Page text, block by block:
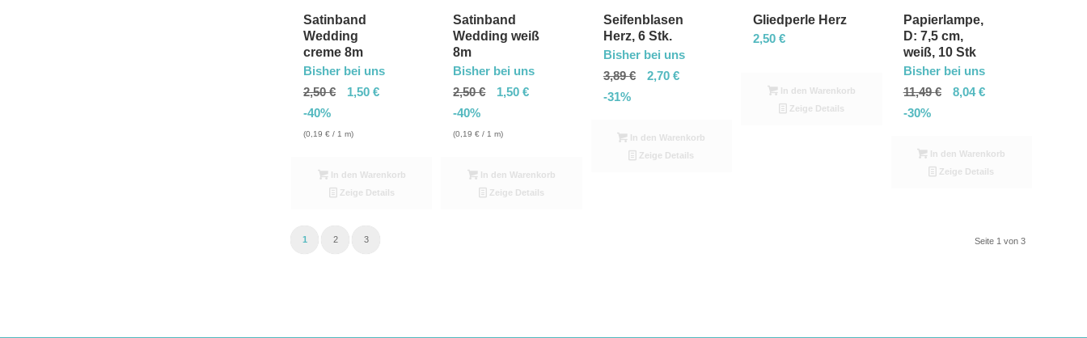
Satinband
Wedding
creme 8m
Bisher bei uns
2,50€ 1,50 €
-40%
(0,19 € / 1 m)
In den Warenkorb
Zeige Details
Satinband
Wedding weiß
8m
Bisher bei uns
2,50€ 1,50€
-40%
(0,19€ / 1 m)
In den Warenkorb
Zeige Details
Seifenblasen
Herz, 6 Stk.
Bisher bei uns
3,89€ 2,70 €
-31%
In den Warenkorb
Zeige Details
Gliedperle Herz
2,50€
In den Warenkorb
Zeige Details
Papierlampe,
D: 7,5 cm,
weiß, 10 Stk
Bisher bei uns
11,49€ 8,04€
-30%
In den Warenkorb
Zeige Details
Seite 1 von 3
1 2 3